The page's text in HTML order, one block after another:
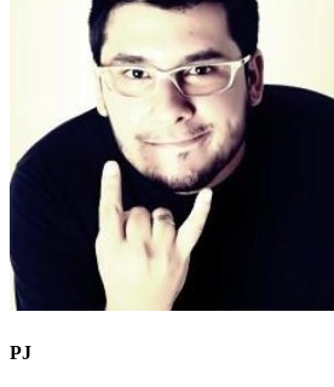
PJ